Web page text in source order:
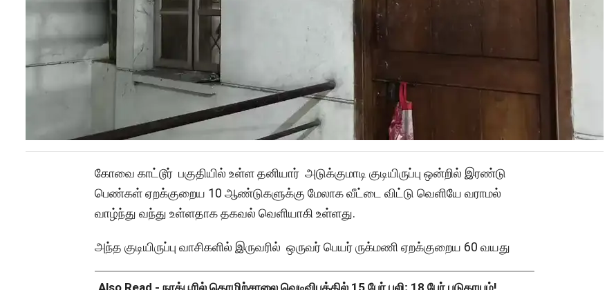
கோவை காட்டூர் பகுதியில் உள்ள தனியார் அடுக்குமாடி குடியிருப்பு ஒன்றில் இரண்டு
பெண்கள் ஏறக்குறைய 10 ஆண்டுகளுக்கு மேலாக வீட்டை விட்டு வெளியே வராமல்
வாழ்ந்து வந்து உள்ளதாக தகவல் வெளியாகி உள்ளது.
அந்த குடியிருப்பு வாசிகளில் இருவரில் ஒருவர் பெயர் ருக்மணி ஏறக்குறைய 60 வயது
Also Read - நாக்பூரில் தொழிற்சாலை வெடிவிபத்தில் 15 பேர் பலி; 18 பேர் படுகாயம்!